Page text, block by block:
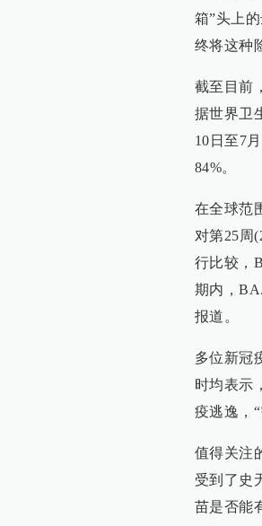
箱”头上
终将这种
截至目前
据世界卫
10日至7
84%。
在全球范
对第25周
行比较，
期内，
报道。
多位新冠
时均表示
疫逃逸，
值得关注
受到了史
苗是否能